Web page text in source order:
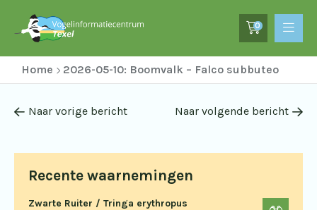
0
Home 2026-05-10: Boomvalk – Falco subbuteo
Recente waarnemingen
Zwarte Ruiter / Tringa erythropus
Naar vorige bericht Naar volgende bericht